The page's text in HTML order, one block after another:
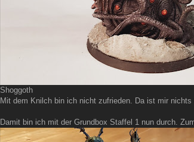
Shoggoth
Mit dem Knilch bin ich nicht zufrieden. Da ist mir
Damit bin ich mit der Grundbox Staffel 1 nun durch.